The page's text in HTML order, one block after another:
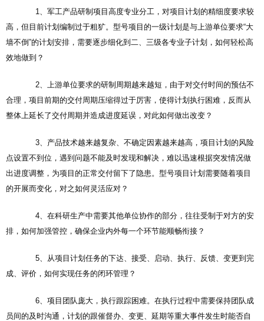
1、军工产品研制项目高度专业分工，对项目计划的精细度要求较
高，但目前计划编制过于粗犷。型号项目的一级计划是与上游单位要求“大
墙不倒”的计划安排，需要逐步细化到二、三级各专业子计划，如何轻松高
效地做到？
2、上游单位要求的研制周期越来越短，由于对交付时间的预估不
合理，项目前期的交付周期压缩得过于厉害，使得计划执行困难，反而从
整体上延长了交付周期并造成进度延误，对此如何做出改变？
3、产品技术越来越复杂、不确定因素越来越高，项目计划的风险
点设置不到位，遇到问题不能及时发现和解决，难以迅速根据突发情况做
出进度调整，为项目的正常交付留下了隐患。型号项目计划需要随着项目
的开展而变化，对之如何灵活应对？
4、在科研生产中需要其他单位协作的部分，往往受制于对方的安
排，如何加强管控，确保企业内外每一个环节能顺畅衔接？
5、从项目计划任务的下达、接受、启动、执行、反馈、变更到完
成、评价，如何实现任务的闭环管理？
6、项目团队庞大，执行跟踪困难。在执行过程中需要保持团队成
员间的及时沟通，计划的跟催督办、变更、延期等重大事件发生时能否自